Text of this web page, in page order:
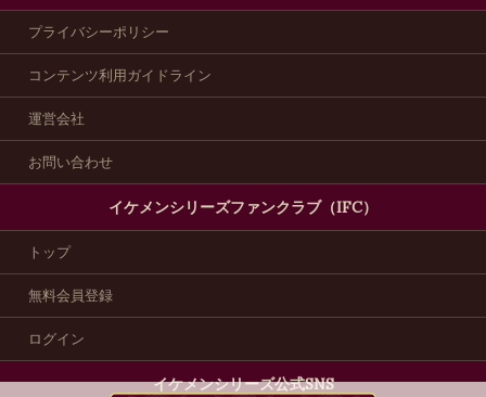
プライバシーポリシー
コンテンツ利用ガイドライン
運営会社
お問い合わせ
イケメンシリーズファンクラブ（IFC）
トップ
無料会員登録
ログイン
イケメンシリーズ公式SNS